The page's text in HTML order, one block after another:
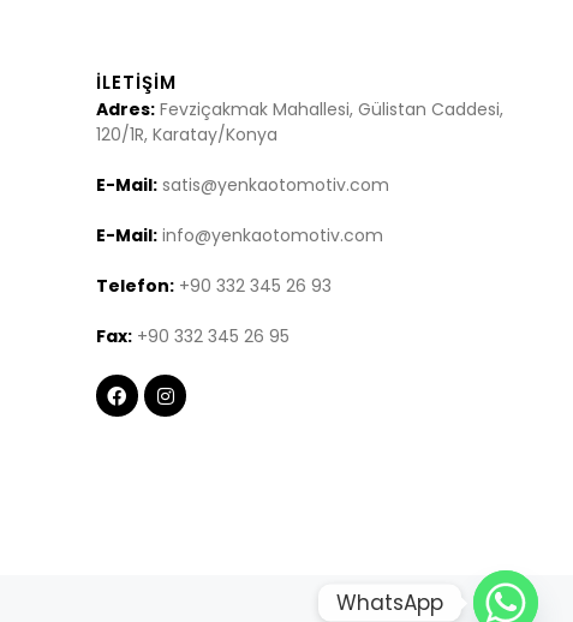
İLETIŞIM
Adres: Fevziçakmak Mahallesi, Gülistan Caddesi,
120/1R, Karatay/Konya
E-Mail: satis@yenkaotomotiv.com
E-Mail: info@yenkaotomotiv.com
Telefon: +90 332 345 26 93
Fax: +90 332 345 26 95
WhatsApp